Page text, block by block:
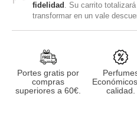
fidelidad . Su carrito totalizará
transformar en un vale
Portes gratis por
compras
superiores a 60€.
calidad.